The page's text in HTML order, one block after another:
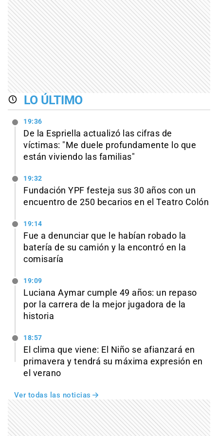
LO ÚLTIMO
19:36
De la Espriella actualizó las cifras de
víctimas: "Me duele profundamente lo que
están viviendo las familias"
19:32
Fundación YPF festeja sus 30 años con un
encuentro de 250 becarios en el Teatro Colón
19:14
Fue a denunciar que le habían robado la
batería de su camión y la encontró en la
comisaría
19:09
Luciana Aymar cumple 49 años: un repaso
por la carrera de la mejor jugadora de la
historia
18:57
El clima que viene: El Niño se afianzará en
primavera y tendrá su máxima expresión en
el verano
Ver todas las noticias